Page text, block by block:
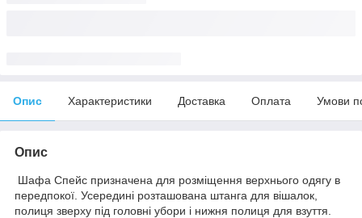
Опис Характеристики Доставка Оплата Умови
Опис
Шафа Спейс призначена для розміщення верхнього одягу в
передпокої. Усередині розташована штанга для вішалок,
полиця зверху під головні убори і нижня полиця для взуття.